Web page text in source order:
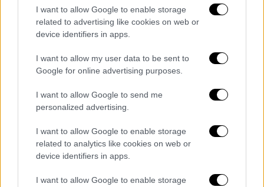
I want to allow Google to enable storage
related to advertising like cookies on web or
device identifiers in apps.
I want to allow my user data to be sent to
Google for online advertising purposes.
I want to allow Google to send me
personalized advertising.
I want to allow Google to enable storage
related to analytics like cookies on web or
device identifiers in apps.
I want to allow Google to enable storage
🇦🇷 En Hilario Ascasubi, Argentina,
los residentes enfrentan una plaga de
deforestación.pic.twitter.com/8f72q
Kd541
Los pájaros ocupan alambres y
techos, aterrorizando a los
lugareños. Las imágenes evocan el
clásico thriller "Los pájaros" de